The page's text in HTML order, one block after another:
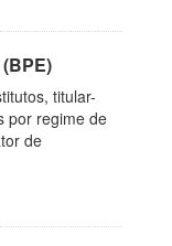
titular-
por regime de
de